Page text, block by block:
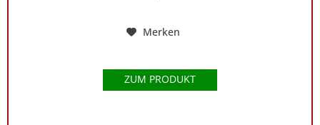
Merken
ZUM PRODUKT